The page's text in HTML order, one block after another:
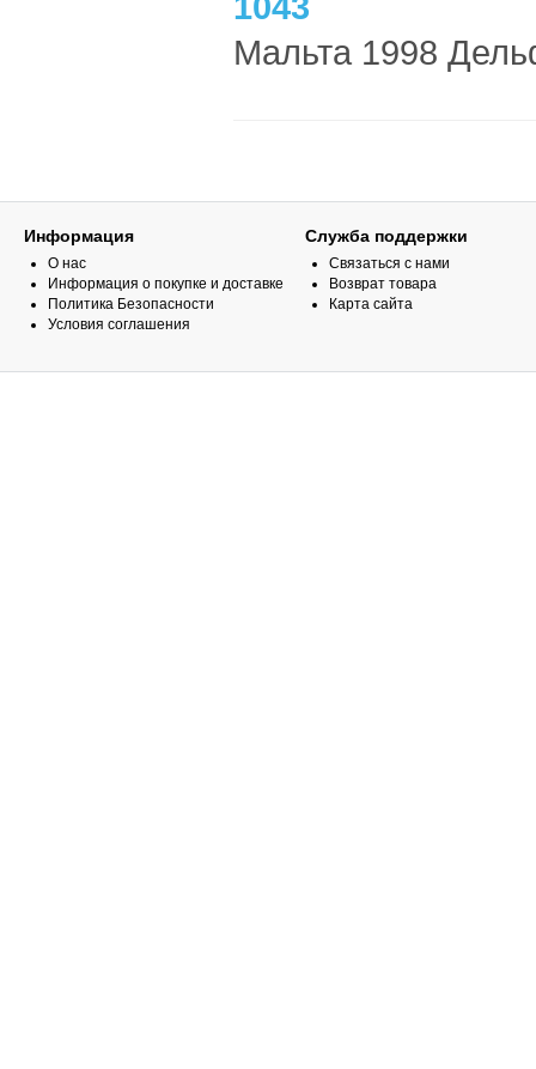
Мальта 1998
Информация
О нас
Информация о покупке и доставке
Политика Безопасности
Условия соглашения
Служба поддержки
Связаться с нами
Возврат товара
Карта сайта